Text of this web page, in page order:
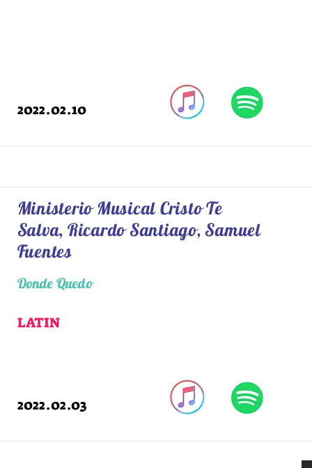
2022.02.10
Ministerio Musical Cristo Te
Salva, Ricardo Santiago, Samuel
Fuentes
Donde Quedo
LATIN
2022.02.03